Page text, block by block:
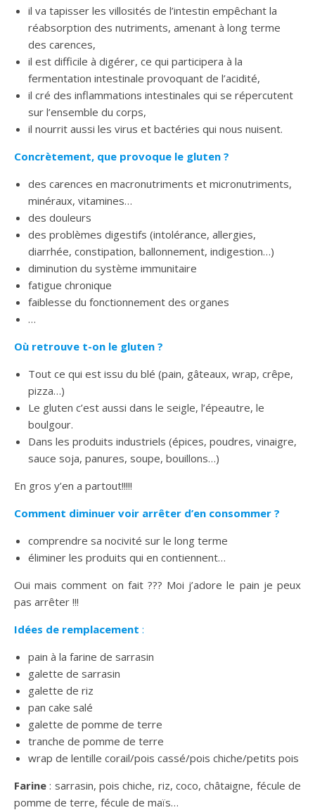
il va tapisser les villosités de l’intestin empêchant la
réabsorption des nutriments, amenant à long terme
des carences,
il est difficile à digérer, ce qui participera à la
fermentation intestinale provoquant de l’acidité,
il cré des inflammations intestinales qui se répercutent
sur l’ensemble du corps,
il nourrit aussi les virus et bactéries qui nous nuisent.
Concrètement, que provoque le gluten ?
des carences en macronutriments et micronutriments,
minéraux, vitamines…
des douleurs
des problèmes digestifs (intolérance, allergies,
diarrhée, constipation, ballonnement, indigestion…)
diminution du système immunitaire
fatigue chronique
faiblesse du fonctionnement des organes
…
Où retrouve t-on le gluten ?
Tout ce qui est issu du blé (pain, gâteaux, wrap, crêpe,
pizza…)
Le gluten c’est aussi dans le seigle, l’épeautre, le
boulgour.
Dans les produits industriels (épices, poudres, vinaigre,
sauce soja, panures, soupe, bouillons…)
En gros y’en a partout!!!!!
Comment diminuer voir arrêter d’en consommer ?
comprendre sa nocivité sur le long terme
éliminer les produits qui en contiennent…
Oui mais comment on fait ??? Moi j’adore le pain je peux
pas arrêter !!!
Idées de remplacement :
pain à la farine de sarrasin
galette de sarrasin
galette de riz
pan cake salé
galette de pomme de terre
tranche de pomme de terre
wrap de lentille corail/pois cassé/pois chiche/petits pois
Farine : sarrasin, pois chiche, riz, coco, châtaigne, fécule de
pomme de terre, fécule de maïs…